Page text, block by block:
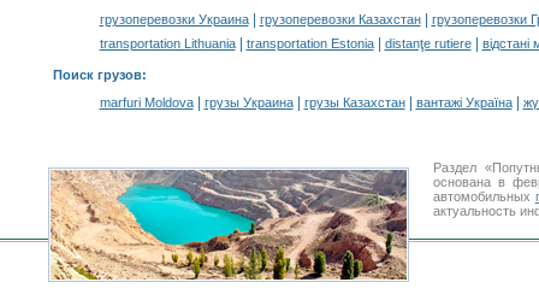
грузоперевозки Украина| грузоперевозки Казахстан|
грузоперевозки
transportation Lithuania| transportation Estonia| distanţe rutiere| відстані
Поиск грузов:
marfuri Moldova| грузы Украина| грузы Казахстан| вантажі Україна|
Раздел
основана в
автомобильных
актуальность